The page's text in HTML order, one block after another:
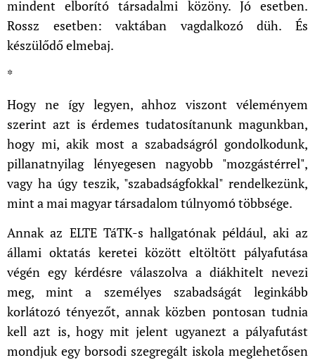
mindent elborító társadalmi közöny. Jó esetben.
Rossz esetben: vaktában vagdalkozó düh. És
készülődő elmebaj.
*
Hogy ne így legyen, ahhoz viszont véleményem
szerint azt is érdemes tudatosítanunk magunkban,
hogy mi, akik most a szabadságról gondolkodunk,
pillanatnyilag lényegesen nagyobb "mozgástérrel",
vagy ha úgy teszik, "szabadságfokkal" rendelkezünk,
mint a mai magyar társadalom túlnyomó többsége.
Annak az ELTE TáTK-s hallgatónak például, aki az
állami oktatás keretei között eltöltött pályafutása
végén egy kérdésre válaszolva a diákhitelt nevezi
meg, mint a személyes szabadságát leginkább
korlátozó tényezőt, annak közben pontosan tudnia
kell azt is, hogy mit jelent ugyanezt a pályafutást
mondjuk egy borsodi szegregált iskola meglehetősen